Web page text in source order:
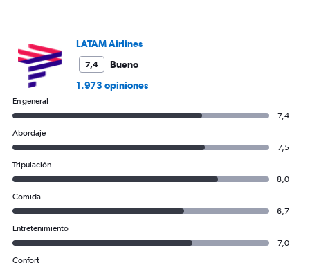
LATAM Airlines
7,4
Bueno
1.973 opiniones
En general
7,4
Abordaje
7,5
Tripulación
8,0
Comida
6,7
Entretenimiento
7,0
Confort